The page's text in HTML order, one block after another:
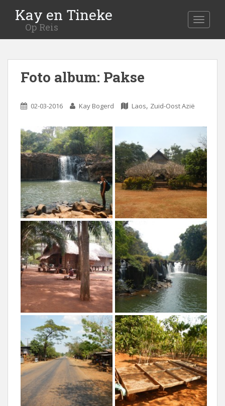
MENU
Kay en Tineke
Op Reis
Foto album: Pakse
02-03-2016 Kay Bogerd Laos, Zuid-Oost Azië